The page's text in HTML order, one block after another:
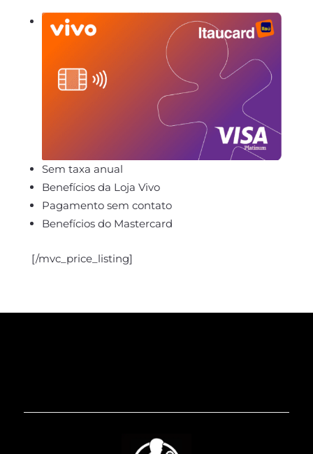
Sem taxa anual
Benefícios da Loja Vivo
Pagamento sem contato
Benefícios do Mastercard
[/mvc_price_listing]